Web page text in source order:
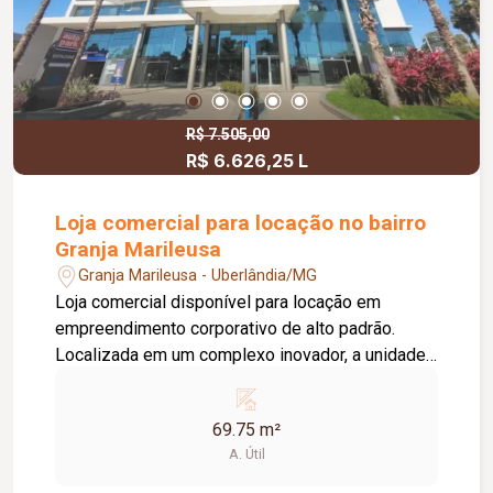
R$ 7.505,00
R$ 6.626,25 L
Loja comercial para locação no bairro
Granja Marileusa
Granja Marileusa - Uberlândia/MG
Loja comercial disponível para locação em
empreendimento corporativo de alto padrão.
Localizada em um complexo inovador, a unidade
com: Recepção com atendimento profissional;
Sistema de acesso por reconhecimento facial;
Sala de coworking compartilhada; Salas de
69.75 m²
A. Útil